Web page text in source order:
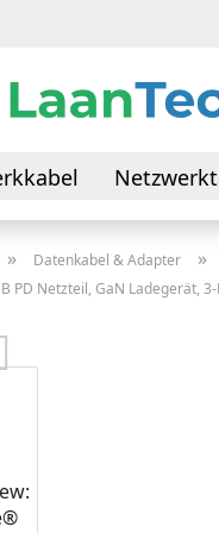
Verbindungskabel
» Datenkabel & Adapter »
PD Netzteil, GaN Ladegerät,